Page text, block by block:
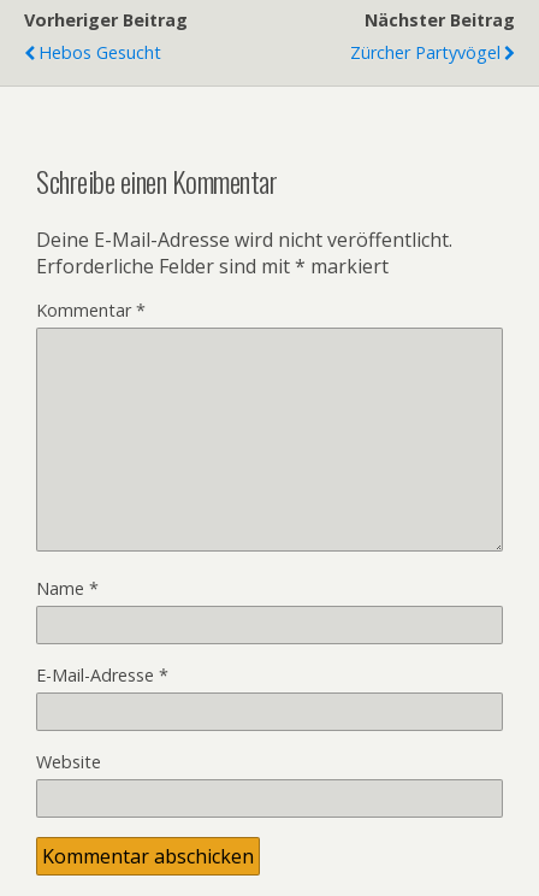
Vorheriger Beitrag
Hebos Gesucht
Nächster Beitrag
Zürcher Partyvögel
Schreibe einen Kommentar
Deine E-Mail-Adresse wird nicht veröffentlicht.
Erforderliche Felder sind mit* markiert
Kommentar*
Name *
E-Mail-Adresse *
Website